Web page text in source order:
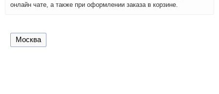
онлайн чате, а также при оформлении заказа в корзине.
Москва